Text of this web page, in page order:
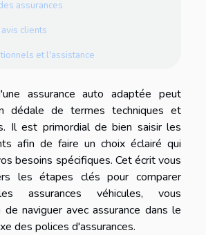
assurances
clients
et l'assistance
assurance auto adaptée peut
dédale de termes techniques et
Il est primordial de bien saisir les
afin de faire un choix éclairé qui
besoins spécifiques. Cet écrit vous
les étapes clés pour comparer
assurances véhicules, vous
naviguer avec assurance dans le
des polices d'assurances.